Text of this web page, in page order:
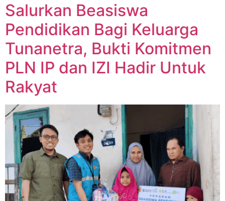
Salurkan Beasiswa
Pendidikan Bagi Keluarga
Tunanetra, Bukti Komitmen
PLN IP dan IZI Hadir Untuk
Rakyat